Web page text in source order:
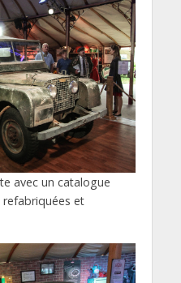
avec un catalogue
et